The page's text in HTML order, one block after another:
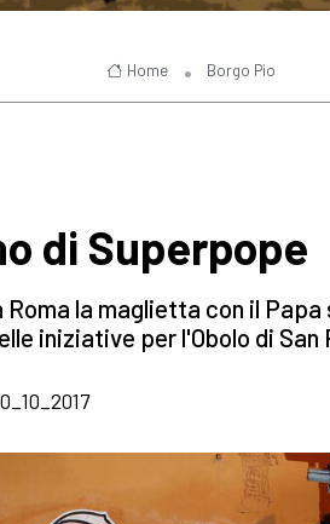
Home Borgo Pio
di Superpope
la maglietta con il Papa
iniziative per l'Obolo di San